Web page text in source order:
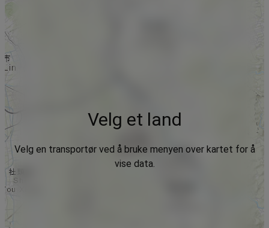
Velg et land
Velg en transportør ved å bruke menyen over kartet for å
vise data.